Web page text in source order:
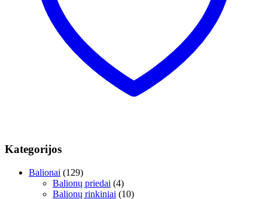
Kategorijos
Balionai (129)
Balionų priedai (4)
Balionų rinkiniai (10)